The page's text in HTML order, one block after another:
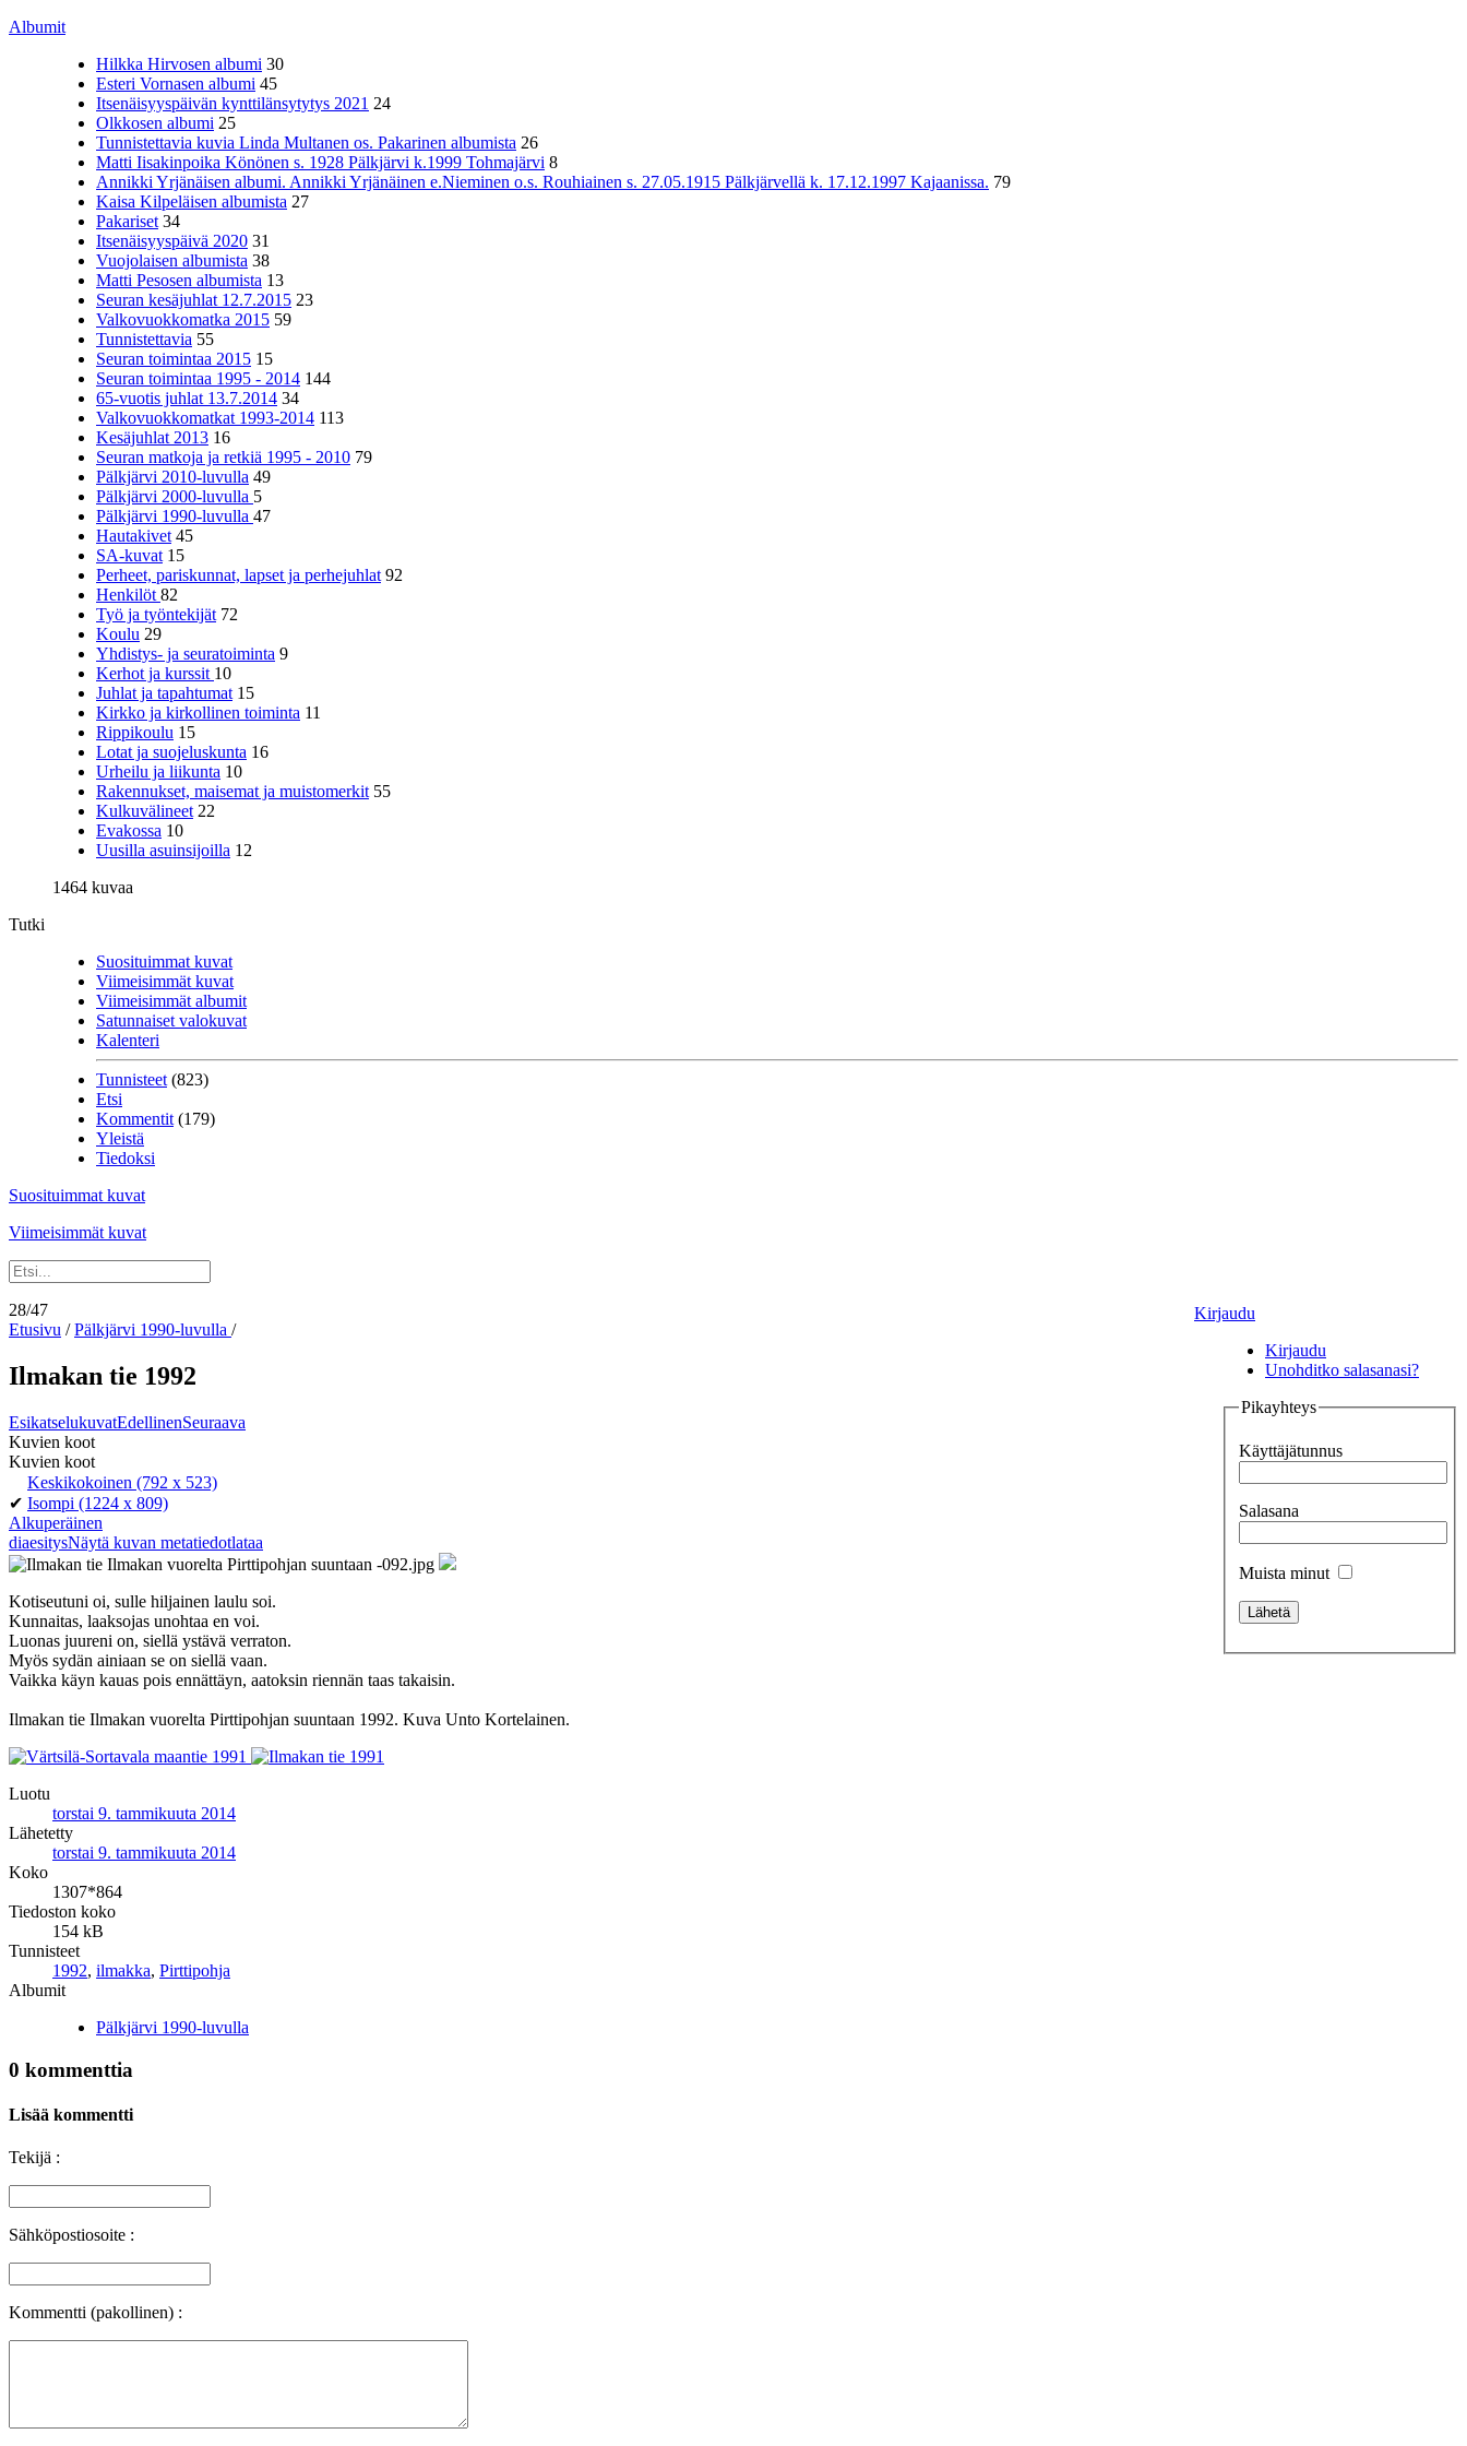
Albumit
Hilkka Hirvosen albumi 30
Esteri Vornasen albumi 45
Itsenäisyyspäivän kynttilänsytytys 2021 24
Olkkosen albumi 25
Tunnistettavia kuvia Linda Multanen os. Pakarinen albumista 26
Matti Iisakinpoika Könönen s. 1928 Pälkjärvi k.1999 Tohmajärvi 8
Annikki Yrjänäisen albumi. Annikki Yrjänäinen e.Nieminen o.s. Rouhiainen s. 27.05.1915 Pälkjärvellä k. 17.12.1997 Kajaanissa. 79
Kaisa Kilpeläisen albumista 27
Pakariset 34
Itsenäisyyspäivä 2020 31
Vuojolaisen albumista 38
Matti Pesosen albumista 13
Seuran kesäjuhlat 12.7.2015 23
Valkovuokkomatka 2015 59
Tunnistettavia 55
Seuran toimintaa 2015 15
Seuran toimintaa 1995 - 2014 144
65-vuotis juhlat 13.7.2014 34
Valkovuokkomatkat 1993-2014 113
Kesäjuhlat 2013 16
Seuran matkoja ja retkiä 1995 - 2010 79
Pälkjärvi 2010-luvulla 49
Pälkjärvi 2000-luvulla 5
Pälkjärvi 1990-luvulla 47
Hautakivet 45
SA-kuvat 15
Perheet, pariskunnat, lapset ja perhejuhlat 92
Henkilöt 82
Työ ja työntekijät 72
Koulu 29
Yhdistys- ja seuratoiminta 9
Kerhot ja kurssit 10
Juhlat ja tapahtumat 15
Kirkko ja kirkollinen toiminta 11
Rippikoulu 15
Lotat ja suojeluskunta 16
Urheilu ja liikunta 10
Rakennukset, maisemat ja muistomerkit 55
Kulkuvälineet 22
Evakossa 10
Uusilla asuinsijoilla 12
1464 kuvaa
Tutki
Suosituimmat kuvat
Viimeisimmät kuvat
Viimeisimmät albumit
Satunnaiset valokuvat
Kalenteri
Tunnisteet (823)
Etsi
Kommentit (179)
Yleistä
Tiedoksi
Suosituimmat kuvat
Viimeisimmät kuvat
Kirjaudu
Kirjaudu
Unohditko salasanasi?
Pikayhteys
Käyttäjätunnus
Salasana
Muista minut
28/47
Etusivu /Pälkjärvi 1990-luvulla /
Ilmakan tie 1992
EsikatselukuvatEdellinenSeuraava
Kuvien koot
Kuvien koot
Keskikokoinen (792 x 523)
✔ Isompi (1224 x 809)
Alkuperäinen
diaesitysNäytä kuvan metatiedotlataa
Kotiseutuni oi, sulle hiljainen laulu soi.
Kunnaitas, laaksojas unohtaa en voi.
Luonas juureni on, siellä ystävä verraton.
Myös sydän ainiaan se on siellä vaan.
Vaikka käyn kauas pois ennättäyn, aatoksin riennän taas takaisin.
Ilmakan tie Ilmakan vuorelta Pirttipohjan suuntaan 1992. Kuva Unto Kortelainen.
Luotu
torstai 9. tammikuuta 2014
Lähetetty
torstai 9. tammikuuta 2014
Koko
1307*864
Tiedoston koko
154 kB
Tunnisteet
1992, ilmakka, Pirttipohja
Albumit
Pälkjärvi 1990-luvulla
0 kommenttia
Lisää kommentti
Tekijä :
Sähköpostiosoite :
Kommentti (pakollinen) :